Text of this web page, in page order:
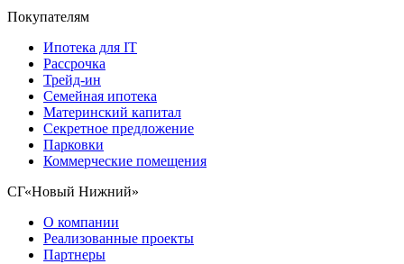
Покупателям
Ипотека для IT
Рассрочка
Трейд-ин
Семейная ипотека
Материнский капитал
Секретное предложение
Парковки
Коммерческие помещения
СГ«Новый Нижний»
О компании
Реализованные проекты
Партнеры